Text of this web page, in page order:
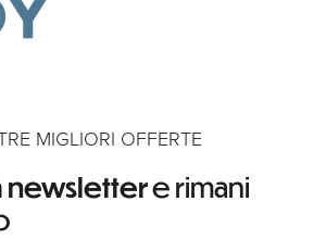
MIGLIORI OFFERTE
newslettere rimani